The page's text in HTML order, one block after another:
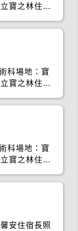
寶之林住宿
科場地：寶
寶之林住宿
科場地：寶
寶之林住宿
安住宿長照